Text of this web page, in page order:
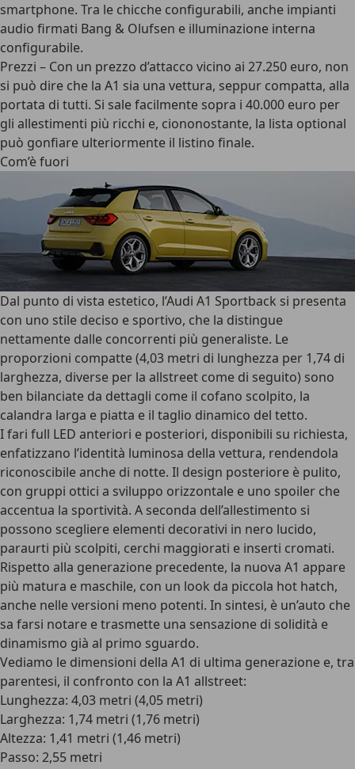
smartphone. Tra le chicche configurabili, anche impianti
audio firmati Bang & Olufsen e illuminazione interna
configurabile.
Prezzi – Con un prezzo d’attacco vicino ai 27.250 euro, non
si può dire che la A1 sia una vettura, seppur compatta, alla
portata di tutti. Si sale facilmente sopra i 40.000 euro per
gli allestimenti più ricchi e, ciononostante, la lista optional
può gonfiare ulteriormente il listino finale.
Com’è fuori
Dal punto di vista estetico, l’Audi A1 Sportback si presenta
con uno stile deciso e sportivo, che la distingue
nettamente dalle concorrenti più generaliste. Le
proporzioni compatte (4,03 metri di lunghezza per 1,74 di
larghezza, diverse per la allstreet come di seguito) sono
ben bilanciate da dettagli come il cofano scolpito, la
calandra larga e piatta e il taglio dinamico del tetto.
Ifari full LED anteriori e posteriori, disponibili su richiesta,
enfatizzano l’identità luminosa della vettura, rendendola
riconoscibile anche di notte. Il design posteriore è pulito,
con gruppi ottici a sviluppo orizzontale e uno spoiler che
accentua la sportività. A seconda dell’allestimento si
possono scegliere elementi decorativi in nero lucido,
paraurti più scolpiti, cerchi maggiorati e inserti cromati.
Rispetto alla generazione precedente, la nuova A1 appare
più matura e maschile, con un look da piccola hot hatch,
anche nelle versioni meno potenti. In sintesi, è un’auto che
sa farsi notare e trasmette una sensazione di solidità e
dinamismo già al primo sguardo.
Vediamo le dimensioni della A1 di ultima generazione e, tra
parentesi, il confronto con la A1 allstreet:
Lunghezza: 4,03 metri (4,05 metri)
Larghezza: 1,74 metri (1,76 metri)
Altezza: 1,41 metri (1,46 metri)
Passo: 2,55 metri